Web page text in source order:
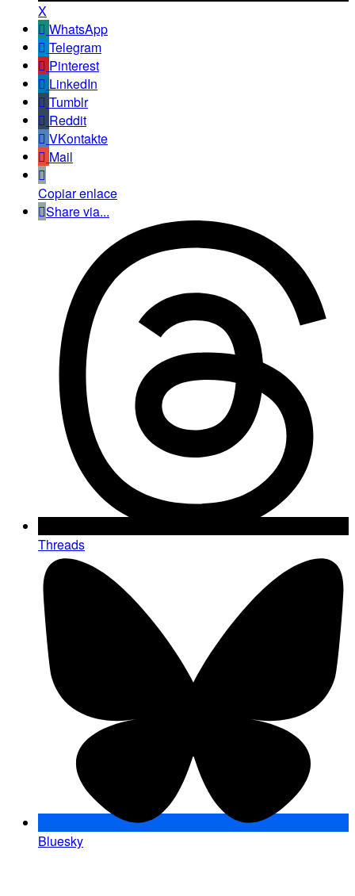
X
WhatsApp
Telegram
Pinterest
LinkedIn
Tumblr
Reddit
VKontakte
Mail
Copiar enlace
Share via...
Threads
Bluesky